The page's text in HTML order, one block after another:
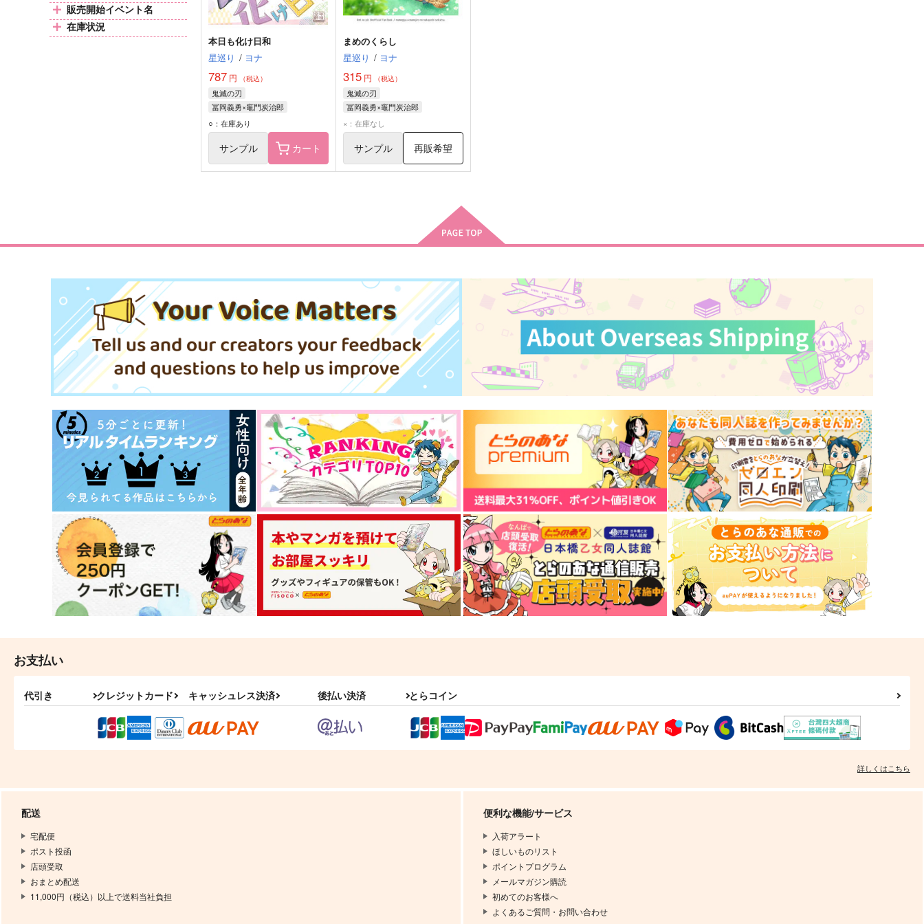
販売開始イベント名
在庫状況
本日も化け日和
星巡り / ヨナ
787 円 （税込）
鬼滅の刃
冨岡義勇×竈門炭治郎
冨岡義勇
○：在庫あり
サンプル カート
まめのくらし
星巡り / ヨナ
315円 （税込）
鬼滅の刃
冨岡義勇×竈門炭治郎
冨岡義勇
×：在庫なし
サンプル 再販希望
お支払い
代引き クレジットカード キャッシュレス決済 後払い決済 とらコイン
詳しくはこちら
配送
宅配便
ポスト投函
店頭受取
おまとめ配送
11,000円（税込）以上で送料当社負担
便利な機能/サービス
入荷アラート
ほしいものリスト
ポイントプログラム
メールマガジン購読
初めてのお客様へ
よくあるご質問・お問い合わせ